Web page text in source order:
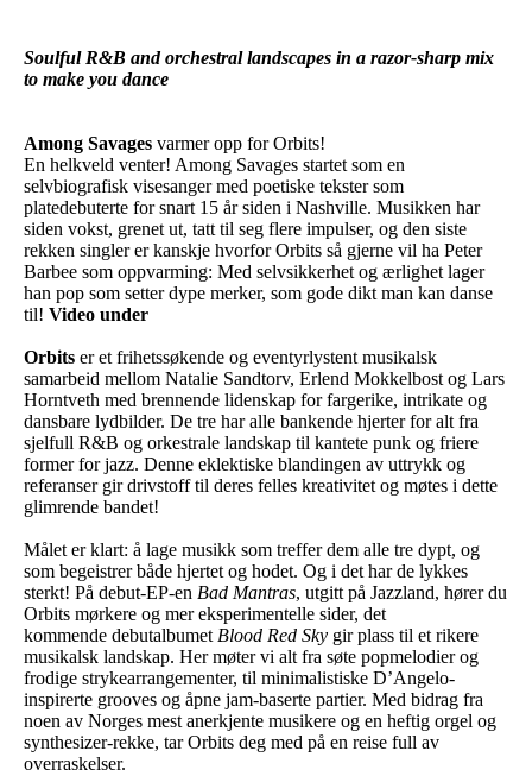
Soulful R&B and orchestral landscapes in a razor-sharp mix
to make you dance
Among Savages varmer opp for Orbits!
En helkveld venter! Among Savages startet som en
selvbiografisk visesanger med poetiske tekster som
platedebuterte for snart 15 år siden i Nashville. Musikken har
siden vokst, grenet ut, tatt til seg flere impulser, og den siste
rekken singler er kanskje hvorfor Orbits så gjerne vil ha Peter
Barbee som oppvarming: Med selvsikkerhet og ærlighet lager
han pop som setter dype merker, som gode dikt man kan danse
til! Video under
Orbits er et frihetssøkende og eventyrlystent musikalsk
samarbeid mellom Natalie Sandtorv, Erlend Mokkelbost og Lars
Horntveth med brennende lidenskap for fargerike, intrikate og
dansbare lydbilder. De tre har alle bankende hjerter for alt fra
sjelfull R&B og orkestrale landskap til kantete punk og friere
former for jazz. Denne eklektiske blandingen av uttrykk og
referanser gir drivstoff til deres felles kreativitet og møtes i dette
glimrende bandet!
Målet er klart: å lage musikk som treffer dem alle tre dypt, og
som begeistrer både hjertet og hodet. Og i det har de lykkes
sterkt! På debut-EP-en Bad Mantras, utgitt på Jazzland, hører du
Orbits mørkere og mer eksperimentelle sider, det
kommende debutalbumet Blood Red Sky gir plass til et rikere
musikalsk landskap. Her møter vi alt fra søte popmelodier og
frodige strykearrangementer, til minimalistiske D’Angelo-
inspirerte grooves og åpne jam-baserte partier. Med bidrag fra
noen av Norges mest anerkjente musikere og en heftig orgel og
synthesizer-rekke, tar Orbits deg med på en reise full av
overraskelser.